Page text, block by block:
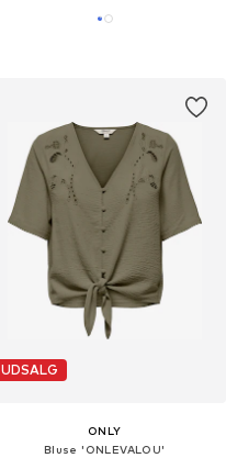
UDSALG
ONLY
Bluse 'ONLEVALOU'